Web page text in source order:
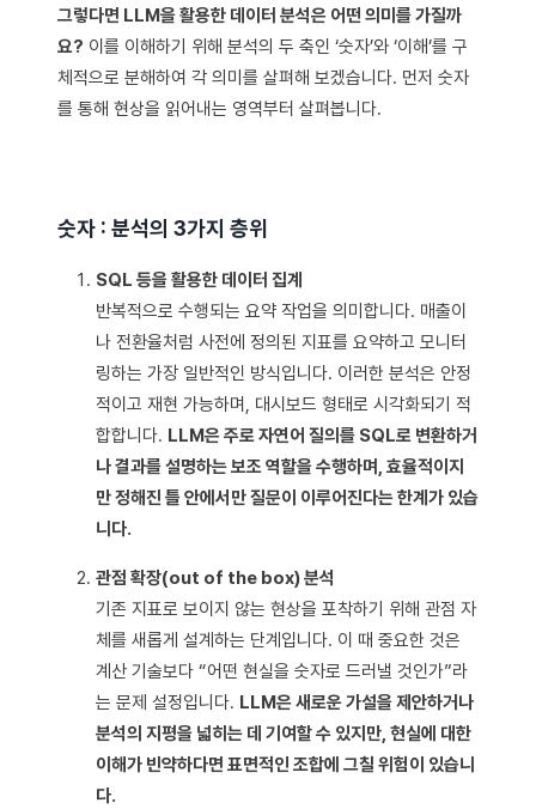
그렇다면 LLM을 활용한 데이터 분석은 어떤 의미를 가질까
요? 이를 이해하기 위해 분석의 두 축인 ‘숫자’와 ‘이해’를 구
체적으로 분해하여 각 의미를 살펴해 보겠습니다. 먼저 숫자
를 통해 현상을 읽어내는 영역부터 살펴봅니다.
숫자 : 분석의 3가지 층위
SQL 등을 활용한 데이터 집계
반복적으로 수행되는 요약 작업을 의미합니다. 매출이
나 전환율처럼 사전에 정의된 지표를 요약하고 모니터
링하는 가장 일반적인 방식입니다. 이러한 분석은 안정
적이고 재현 가능하며, 대시보드 형태로 시각화되기 적
합합니다. LLM은 주로 자연어 질의를 SQL로 변환하거
나 결과를 설명하는 보조 역할을 수행하며, 효율적이지
만 정해진 틀 안에서만 질문이 이루어진다는 한계가 있습
니다.
관점 확장(out of the box) 분석
기존 지표로 보이지 않는 현상을 포착하기 위해 관점 자
체를 새롭게 설계하는 단계입니다. 이 때 중요한 것은
계산 기술보다 “어떤 현실을 숫자로 드러낼 것인가”라
는 문제 설정입니다. LLM은 새로운 가설을 제안하거나
분석의 지평을 넓히는 데 기여할 수 있지만, 현실에 대한
이해가 빈약하다면 표면적인 조합에 그칠 위험이 있습니
다.